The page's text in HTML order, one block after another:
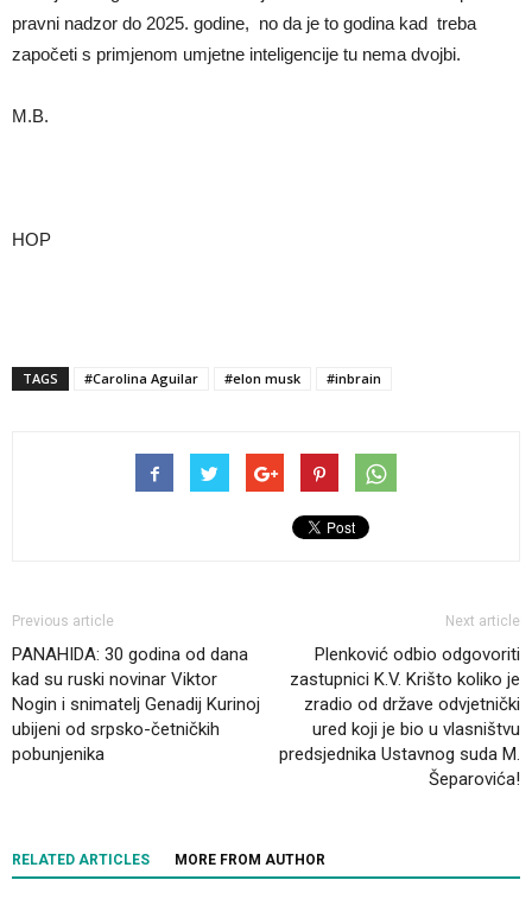
pravni nadzor do 2025. godine, no da je to godina kad treba
započeti s primjenom umjetne inteligencije tu nema dvojbi.
M.B.
HOP
TAGS #Carolina Aguilar #elon musk #inbrain
Previous article
PANAHIDA: 30 godina od dana
kad su ruski novinar Viktor
Nogin i snimatelj Genadij Kurinoj
ubijeni od srpsko-četničkih
pobunjenika
Next article
Plenković odbio odgovoriti
zastupnici K.V. Krišto koliko je
zradio od države odvjetnički
ured koji je bio u vlasništvu
predsjednika Ustavnog suda M.
Šeparovića!
RELATED ARTICLES MORE FROM AUTHOR